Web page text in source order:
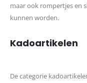
maar ook rompertjes en
kunnen worden.
Kadoartikelen
De categorie